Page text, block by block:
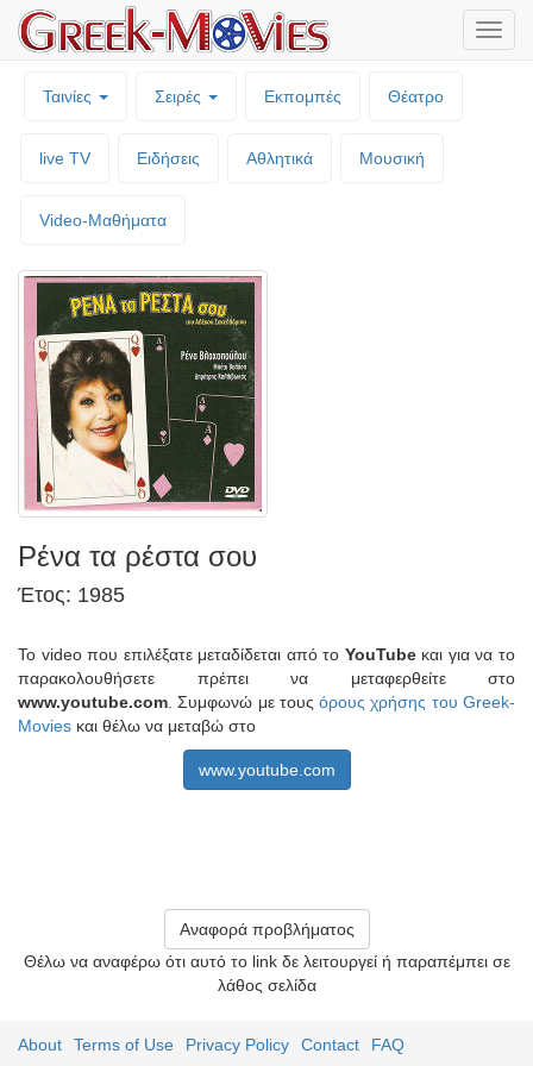
Ταινίες Σειρές Εκπομπές Θέατρο
live TV Ειδήσεις Αθλητικά Μουσική
Video-Mαθήματα
Ρένα τα ρέστα σου
Έτος: 1985
Το video που επιλέξατε μεταδίδεται από το YouTubeκαι για να το
παρακολουθήσετε πρέπει να μεταφερθείτε στο
www.youtube.com . Συμφωνώ με τουςόρους χρήσης του Greek-
Movies και θέλω να μεταβώ στο
www.youtube.com
Αναφορά προβλήματος
Θέλω να αναφέρω ότι αυτό το link δε λειτουργεί ή παραπέμπει σε
λάθος σελίδα
About Terms of Use Privacy Policy Contact FAQ